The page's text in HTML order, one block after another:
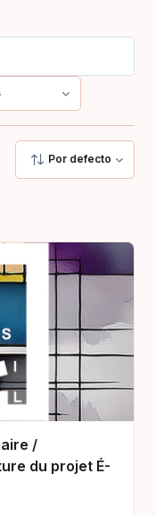
Por defecto
/
du projet É-